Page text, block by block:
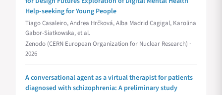
Help-seeking for Young People
Tiago Casaleiro, Andrea Hrčková, Alba Madrid Cagigal, Karolina
Gabor-Siatkowska, et al.
Zenodo (CERN European Organization for Nuclear Research) ·
2026
A conversational agent as a virtual therapist for patients
diagnosed with schizophrenia: A preliminary study